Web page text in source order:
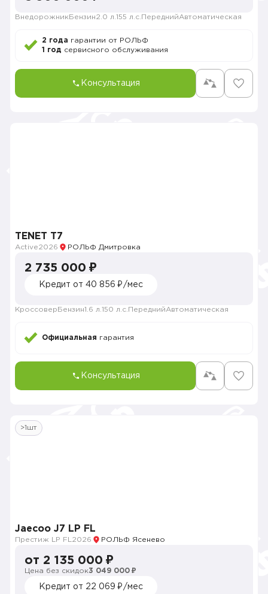
Внедорожник Бензин2.0 л. 155 л.с. ПереднийАвтоматическая
2 года гарантии от РОЛЬФ
1 год сервисного обслуживания
Консультация
TENET T7
Active2026 РОЛЬФ Дмитровка
2 735 000 ₽
Кредит от 40 856 ₽/мес
Кроссовер Бензин1.6 л. 150 л.с. ПереднийАвтоматическая
Официальная гарантия
Консультация
>1шт
Jaecoo J7 LP FL
Престиж LP FL 2026 РОЛЬФ Ясенево
от 2 135 000 ₽
Цена без скидок3 049 000 ₽
Кредит от 22 069 ₽/мес